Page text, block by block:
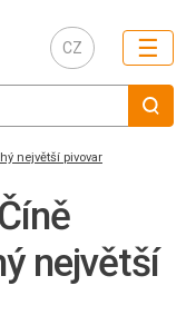
CZ ☰
největší pivovar
největší